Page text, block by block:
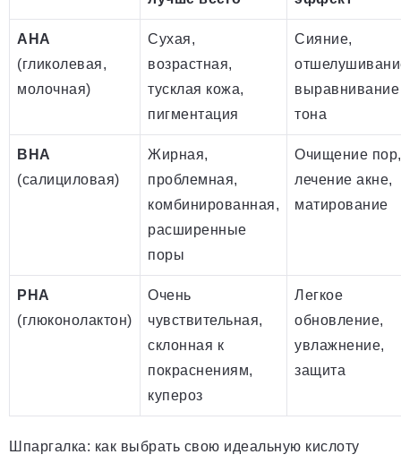
AHA
(гликолевая,
молочная)
Сухая,
возрастная,
тусклая кожа,
пигментация
Сияние,
выравнивание
тона
BHA
(салициловая)
Жирная,
проблемная,
комбинированная,
расширенные
поры
Очищение пор,
лечение акне,
матирование
PHA
(глюконолактон)
Очень
чувствительная,
склонная к
покраснениям,
купероз
Легкое
обновление,
увлажнение,
защита
Шпаргалка: как выбрать свою идеальную кислоту